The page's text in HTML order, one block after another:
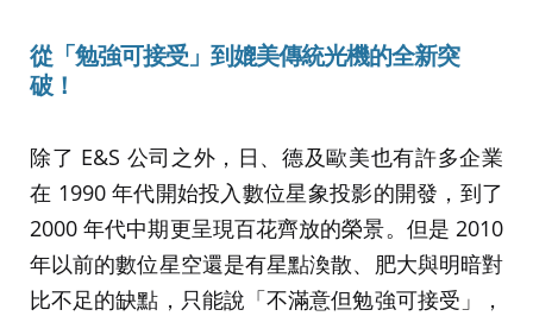
從「勉強可接受」到媲美傳統光機的全新突
破！
除了 E&S 公司之外，日、德及歐美也有許多企業
在 1990 年代開始投入數位星象投影的開發，到了
2000 年代中期更呈現百花齊放的榮景。但是 2010
年以前的數位星空還是有星點渙散、肥大與明暗對
比不足的缺點，只能說「不滿意但勉強可接受」，